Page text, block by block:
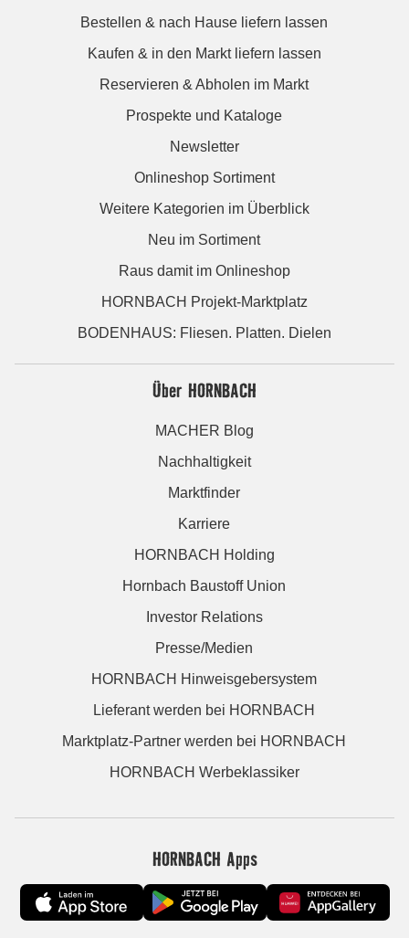
Bestellen & nach Hause liefern lassen
Kaufen & in den Markt liefern lassen
Reservieren & Abholen im Markt
Prospekte und Kataloge
Newsletter
Onlineshop Sortiment
Weitere Kategorien im Überblick
Neu im Sortiment
Raus damit im Onlineshop
HORNBACH Projekt-Marktplatz
BODENHAUS: Fliesen. Platten. Dielen
Über HORNBACH
MACHER Blog
Nachhaltigkeit
Marktfinder
Karriere
HORNBACH Holding
Hornbach Baustoff Union
Investor Relations
Presse/Medien
HORNBACH Hinweisgebersystem
Lieferant werden bei HORNBACH
Marktplatz-Partner werden bei HORNBACH
HORNBACH Werbeklassiker
HORNBACH Apps